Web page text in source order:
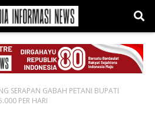
SERAPAN GABAH PETANI BUPATI
PER HARI